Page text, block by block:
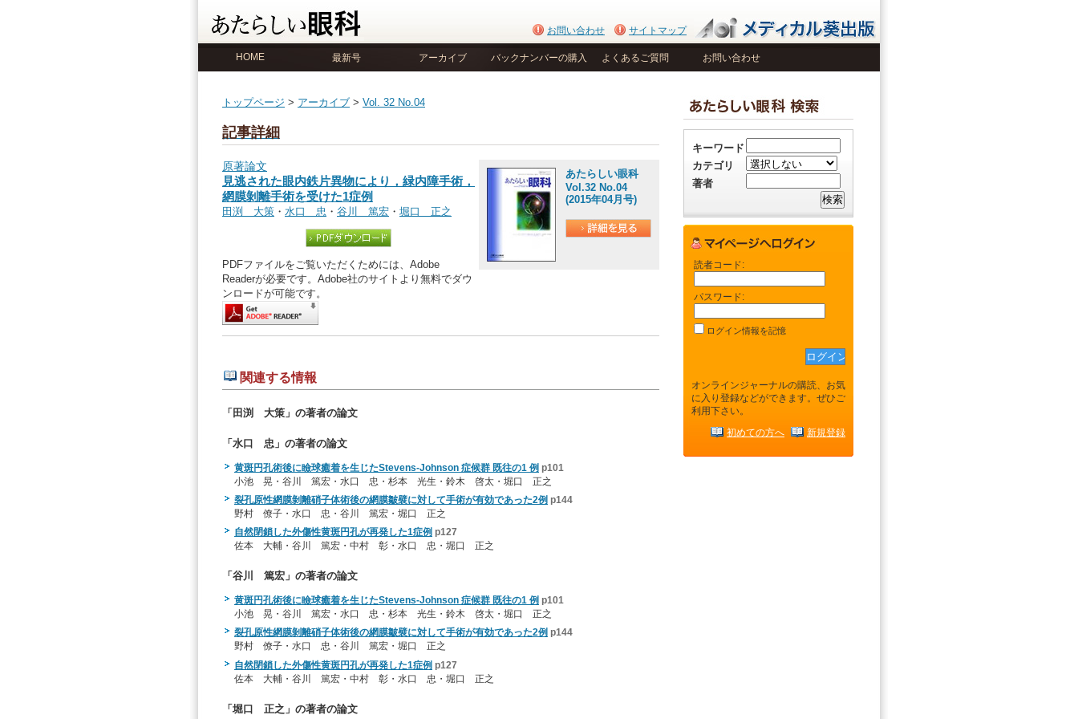
お問い合わせ サイトマップ
HOME 最新号 アーカイブ バックナンバーの購入 よくあるご質問 お問い合わせ
トップページ > アーカイブ > Vol. 32 No.04
記事詳細
あたらしい眼科
Vol.32 No.04
(2015年04月号)
原著論文
見逃された眼内鉄片異物により，緑内障手術，
網膜剝離手術を受けた1症例
田渕 大策 ・ 水口 忠 ・ 谷川 篤宏 ・ 堀口 正之
PDFファイルをご覧いただくためには、Adobe
Readerが必要です。Adobe社のサイトより無料でダウ
ンロードが可能です。
関連する情報
「田渕 大策」の著者の論文
「水口 忠」の著者の論文
黄斑円孔術後に瞼球癒着を生じたStevens-Johnson 症候群 既往の1 例 p101
小池 晃・谷川 篤宏・水口 忠・杉本 光生・鈴木 啓太・堀口 正之
裂孔原性網膜剝離硝子体術後の網膜皺襞に対して手術が有効であった2例 p144
野村 僚子・水口 忠・谷川 篤宏・堀口 正之
自然閉鎖した外傷性黄斑円孔が再発した1症例 p127
佐本 大輔・谷川 篤宏・中村 彰・水口 忠・堀口 正之
「谷川 篤宏」の著者の論文
黄斑円孔術後に瞼球癒着を生じたStevens-Johnson 症候群 既往の1 例 p101
小池 晃・谷川 篤宏・水口 忠・杉本 光生・鈴木 啓太・堀口 正之
裂孔原性網膜剝離硝子体術後の網膜皺襞に対して手術が有効であった2例 p144
野村 僚子・水口 忠・谷川 篤宏・堀口 正之
自然閉鎖した外傷性黄斑円孔が再発した1症例 p127
佐本 大輔・谷川 篤宏・中村 彰・水口 忠・堀口 正之
「堀口 正之」の著者の論文
キーワード
カテゴリ
著者
読者コード:
パスワード:
ログイン情報を記憶
オンラインジャーナルの購読、お気
に入り登録などができます。ぜひご
利用下さい。
初めての方へ 新規登録